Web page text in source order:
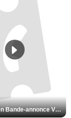
Cotton Queen Bande-annonce VO STFR